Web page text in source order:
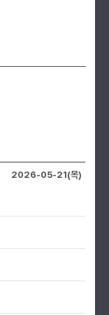
2026-05-21(목)